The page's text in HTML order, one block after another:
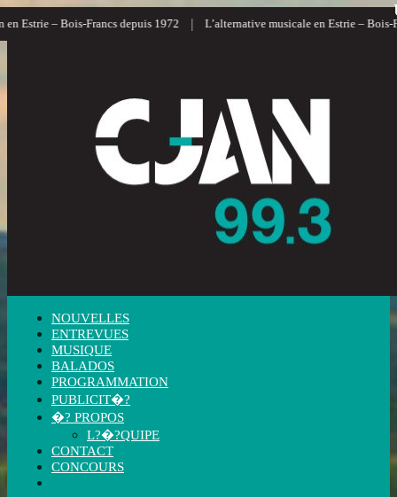
– Bois-Francs depuis 1972 | L’alternative musicale en Estrie – Bois-Francs
NOUVELLES
ENTREVUES
MUSIQUE
BALADOS
PROGRAMMATION
PUBLICIT�?
�? PROPOS
L?�?QUIPE
CONTACT
CONCOURS